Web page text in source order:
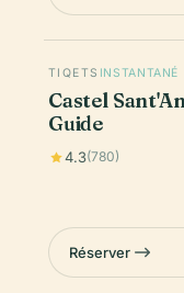
TIQETS INSTANTANÉ
Castel
Guide
4.3(780)
Réserver